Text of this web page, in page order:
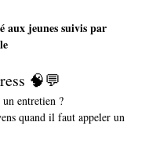
aux jeunes suivis par
🧠💬
entretien ?
quand il faut appeler un